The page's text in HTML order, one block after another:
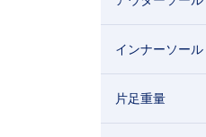
インナーソール
片足重量